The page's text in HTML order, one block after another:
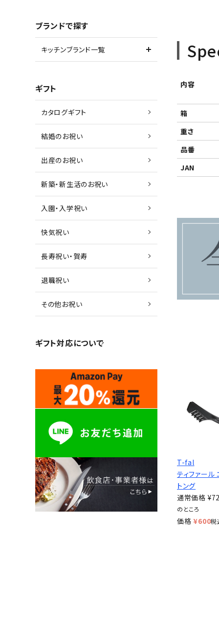
ブランドで探す
キッチンブランド一覧
ギフト
カタログギフト
結婚のお祝い
出産のお祝い
新築・新生活のお祝い
入園・入学祝い
快気祝い
長寿祝い・賀寿
退職祝い
その他お祝い
ギフト対応について
内容
箱
重さ
品番
JAN
T-fal
ティファール
トング
通常価格 ¥
のところ
価格 ¥600税